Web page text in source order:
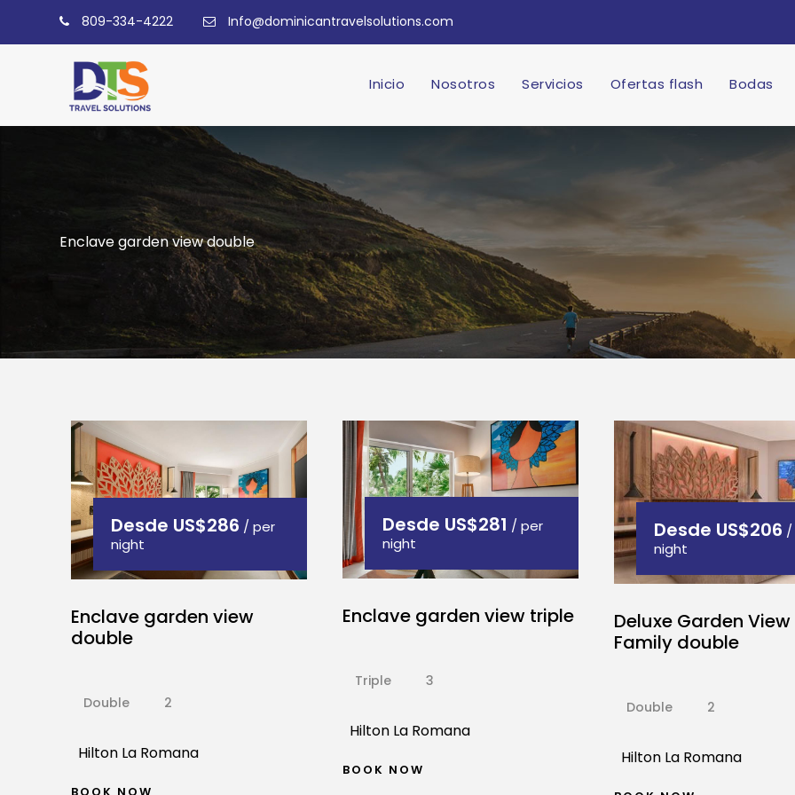
809-334-4222 Info@dominicantravelsolutions.com
Inicio Nosotros Servicios Ofertas flash Bodas
Enclave garden view double
Desde US$286 / per
night
Enclave garden view
double
Double 2
Hilton La Romana
Desde US$281 / per
night
Enclave garden view triple
Triple 3
Hilton La Romana
BOOK NOW
Desde US$206 /
night
Deluxe Garden View
Family double
Double 2
Hilton La Romana